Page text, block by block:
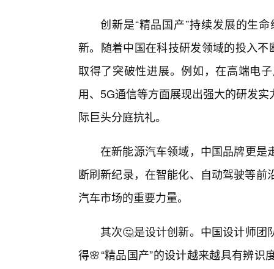
创新是“精品国产”持续发展的生
新。随着中国在科技研发领域的投入
取得了突破性进展。例如，在高端电
用、5G通信等方面展现出强大的研发
际巨头分庭抗礼。
在新能源汽车领域，中国品牌更是
断刷新纪录，在智能化、自动驾驶等
汽车市场的重要力量。
其次🤔是设计创新。中国设计师
得🌸“精品国产”的设计越来越具有辨